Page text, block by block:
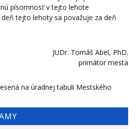
písomnosť v tejto lehote
tejto lehoty sa považuje za deň
JUDr. Tomáš Abel, PhD.
primátor mesta
na úradnej tabuli Mestského